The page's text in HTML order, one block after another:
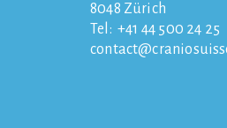
8048 Zürich
Tel: +41 44 500 24 25
contact